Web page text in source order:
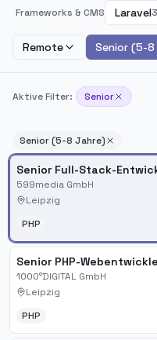
Frameworks & CMS Laravel3
Remote Senior (5-
Aktive Filter: Senior
Senior (5-8 Jahre)
Senior Full-Stack-
599media GmbH
Leipzig
PHP
Senior PHP-
1000°DIGITAL GmbH
Leipzig
PHP